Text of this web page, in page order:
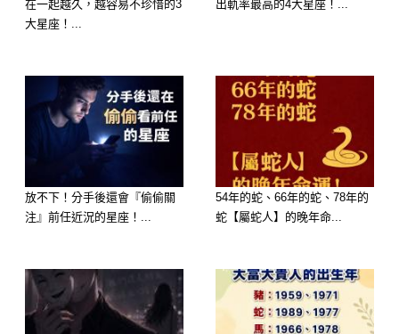
歡迎來下水道觀看更多都市傳說👉
https://lihi3.cc/c5H8h
在一起越久，越容易不珍惜的3
大星座！...
出軌率最高的4大星座！...
放不下！分手後還會『偷偷關
注』前任近況的星座！...
54年的蛇、66年的蛇、78年的
蛇【屬蛇人】的晚年命...